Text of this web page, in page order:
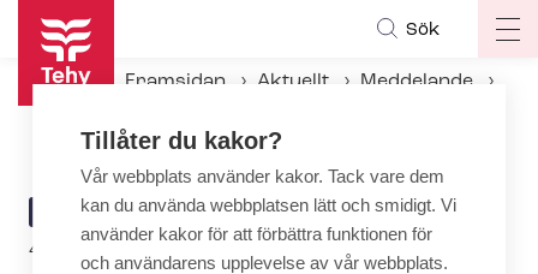
Hoppa
huvudinnehåll
Sök
Framsidan Aktuellt
Meddelande
ARTICLE
CATEGORY
MEDDELANDE
4.11.2019 | 7:22
Tillåter du kakor?
Vår webbplats använder kakor. Tack vare dem
kan du använda webbplatsen lätt och smidigt. Vi
använder kakor för att förbättra funktionen för
och användarens upplevelse av vår webbplats.